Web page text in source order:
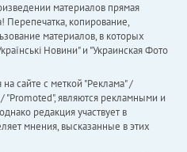
материалов прямая
Перепечатка, копирование,
материалов, в которых
Новини" и "Украинская Фото
сайте с меткой "Реклама" /
"Promoted", являются рекламными и
редакция участвует в
мнения, высказанные в этих